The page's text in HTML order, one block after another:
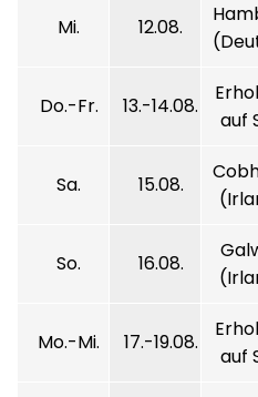
Mi. 12.08.
Do.-Fr. 13.-14.08.
auf
Sa. 15.08.
So. 16.08.
Mo.-Mi. 17.-19.08.
auf